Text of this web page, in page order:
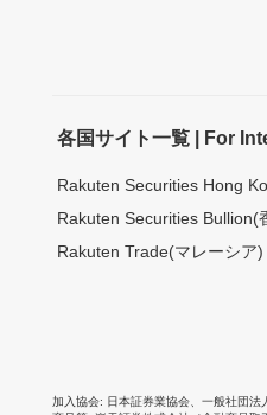
各国サイト一覧 | For
Rakuten Securities Hong
Rakuten Securities Bullion(
Rakuten Trade(マレーシア)
加入協会 日本証券業協会 一般社団法